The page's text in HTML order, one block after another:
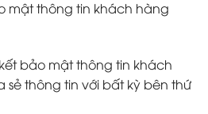
mật thông tin khách hàng
bảo mật thông tin khách
sẻ thông tin với bất kỳ bên thứ